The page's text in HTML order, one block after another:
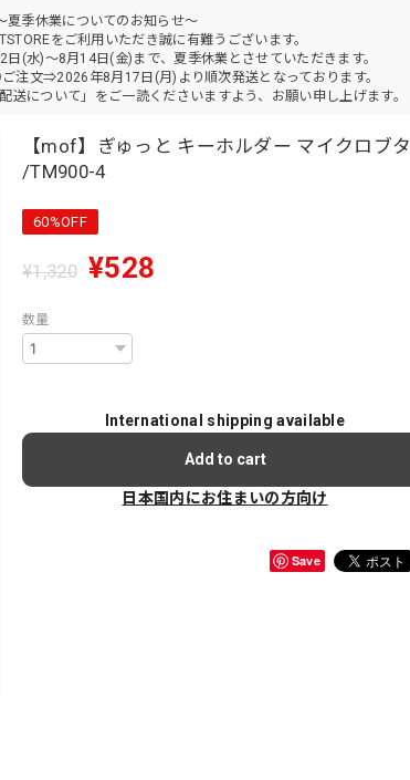
夏季休業についてのお知らせ～
をご利用いただき誠に有難うございます。
(水)～8月14日(金)まで、夏季休業とさせていただきます。
注文⇒2026年8月17日(月)より順次発送となっております。
送について」をご一読くださいますよう、お願い申し上げます。
【mof】ぎゅっと キーホルダー マイクロブタ
/TM900-4
60%OFF
¥1,320 ¥528
数量
International shipping available
Add to cart
日本国内にお住まいの方向け
Save